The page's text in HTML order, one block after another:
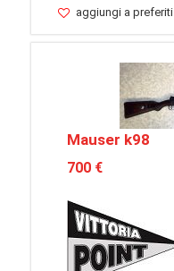
aggiungi a preferiti
Mauser k98
700 €